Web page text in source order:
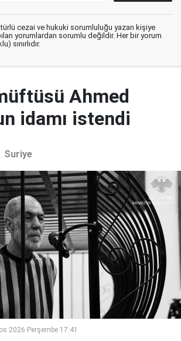
türlü cezai ve hukuki sorumluluğu yazan kişiye
yorumlardan sorumlu değildir. Her bir yorum
sınırlıdır.
Ahmed
idamı istendi
Suriye
2026 Perşembe 17:41